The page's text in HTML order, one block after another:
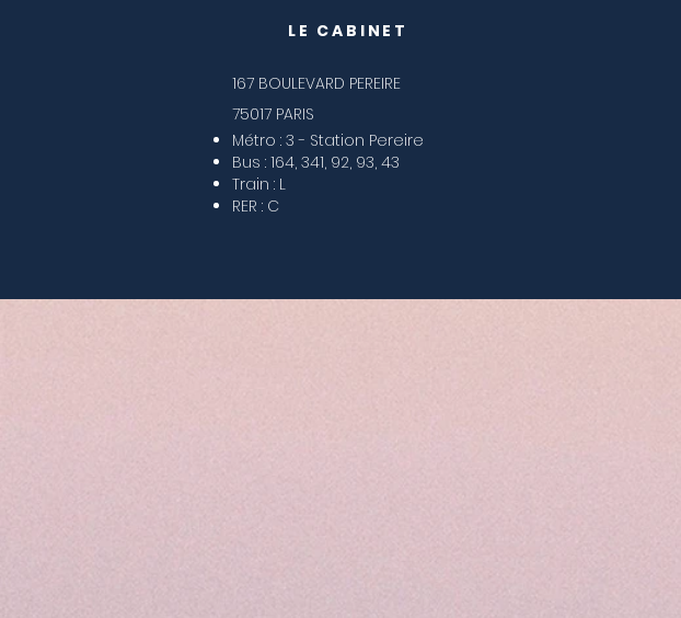
LE CABINET
167 BOULEVARD PEREIRE
75017 PARIS
Métro : 3 - Station Pereire
Bus : 164, 341, 92, 93, 43
Train : L
RER : C